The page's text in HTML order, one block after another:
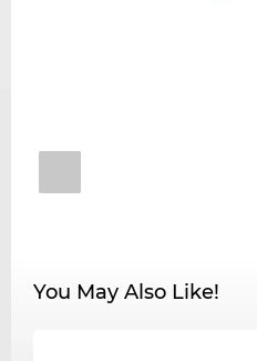
You May Also Like!